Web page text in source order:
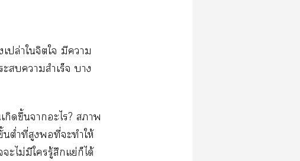
ล่​​​​​​
​​?​​
​ต่ำ​ี่​​​ี่​​​ให้​
ไม่​​​ู้​​ย่​​ได้